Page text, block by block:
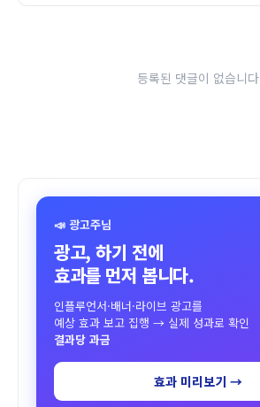
등록된 댓글이 없습니다
📣 광고주님
광고, 하기 전에
효과를 먼저 봅니다.
인플루언서·배너·라이브 광고를
예상 효과 보고 집행 → 실제 성과로 확인
결과당 과금
효과 미리보기 →